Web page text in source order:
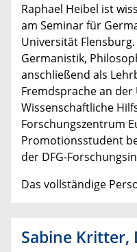
Raphael Heibel ist
am Seminar für
Universität
Germanistik,
anschließend als
Fremdsprache an
Wissenschaftliche
Forschungszentrum
Promotionsstudent
der DFG-
Das vollständige
Sabine Kritter,